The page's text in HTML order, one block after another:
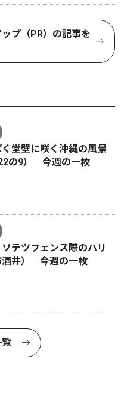
プ（PR）の記事を
堂壁に咲く沖縄の風景
22の9） 今週の一枚
テツフェンス際のハリ
酒井） 今週の一枚
覧